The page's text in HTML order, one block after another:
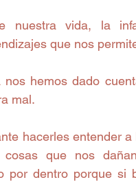
nuestra vida, la
que nos
hemos dado
mal.
hacerles entender
que nos
por dentro porque